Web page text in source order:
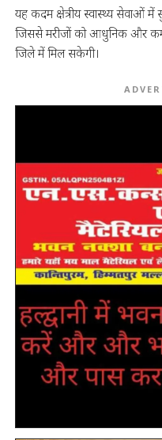
यह कदम क्षेत्रीय स्वास्थ्य सेवाओं
जिससे मरीजों को आधुनिक और कम
जिले में मिल सकेगी।